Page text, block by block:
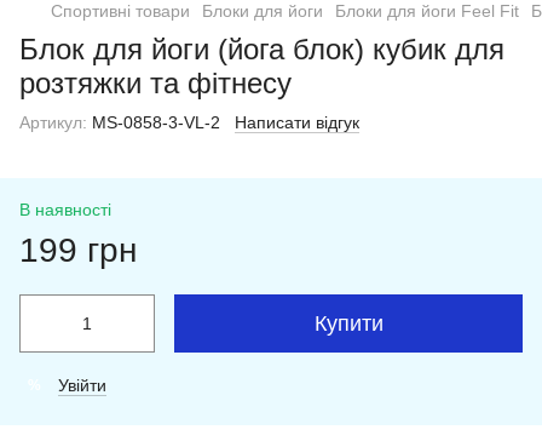
Спортивні товари Блоки для йоги Блоки для йоги Feel Fit
Блок для йоги (йога блок) кубик для
розтяжки та фітнесу
Артикул: MS-0858-3-VL-2 Написати відгук
В наявності
199 грн
Купити
Увійти